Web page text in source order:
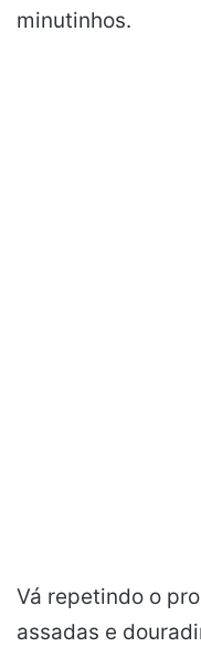
minutinhos.
Vá repetindo o
assadas e